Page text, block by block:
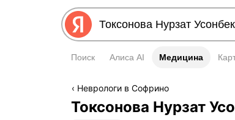
Поиск Алиса AI Медицина
Медицина
Неврологи в Софрино
Токсонова Нурзат